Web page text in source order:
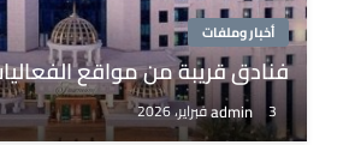
أخبار وملفات
فنادق قريبة من مواقع
admin 3 فبراير، 2026